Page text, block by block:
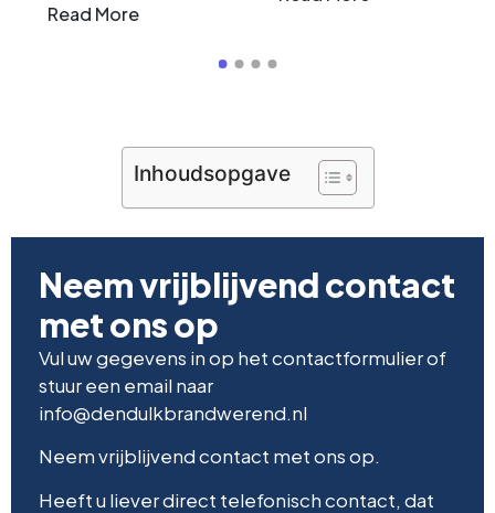
Read More
Inhoudsopgave
Neem vrijblijvend contact
met ons op
Vul uw gegevens in op het contactformulier of
stuur een email naar
info@dendulkbrandwerend.nl
Neem vrijblijvend contact met ons op.
Heeft u liever direct telefonisch contact, dat